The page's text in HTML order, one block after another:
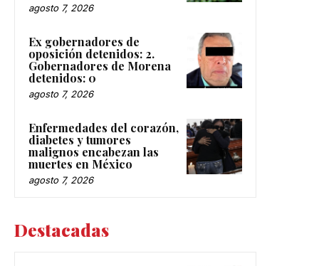
agosto 7, 2026
Ex gobernadores de
oposición detenidos: 2.
Gobernadores de Morena
detenidos: 0
agosto 7, 2026
Enfermedades del corazón,
diabetes y tumores
malignos encabezan las
muertes en México
agosto 7, 2026
Destacadas